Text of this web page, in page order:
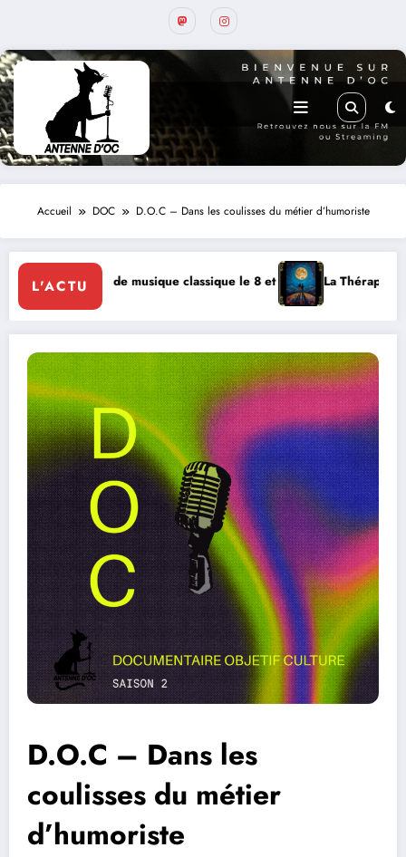
Accueil DOC D.O.C – Dans les coulisses du métier d’humoriste
L'ACTU
musique classique le 8 et 9 août La Thérapie Légendaire
D.O.C – Dans les
coulisses du métier
d’humoriste